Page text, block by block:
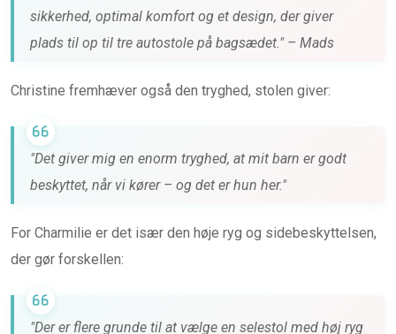
sikkerhed, optimal komfort og et design, der giver
plads til op til tre autostole på bagsædet." – Mads
Christine fremhæver også den tryghed, stolen giver:
"Det giver mig en enorm tryghed, at mit barn er godt
beskyttet, når vi kører – og det er hun her."
For Charmilie er det især den høje ryg og sidebeskyttelsen,
der gør forskellen:
"Der er flere grunde til at vælge en selestol med høj ryg